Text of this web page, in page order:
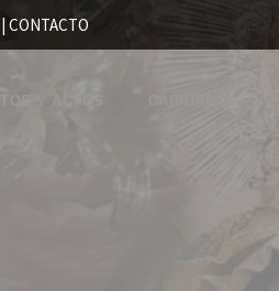
| CONTACTO